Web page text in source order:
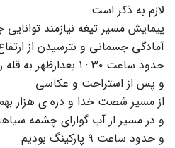
لازم به ذکر است
پیمایش مسیر تیغه نیازمند
آمادگی جسمانی و نترسیدن از
حدود ساعت ۳۰ : ۱ بعدازظهر به قله رسیدیم
و پس از استراحت و عکاسی
از مسیر شصت خدا و دره ی هزار
و در مسیر از آب گوارای چشمه
و حدود ساعت ۹ پارکینگ بودیم